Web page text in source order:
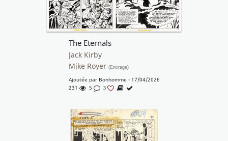
The Eternals
Jack Kirby
Mike Royer (Encrage)
Ajoutée par Bonhomme - 17/04/2026
231
5 3